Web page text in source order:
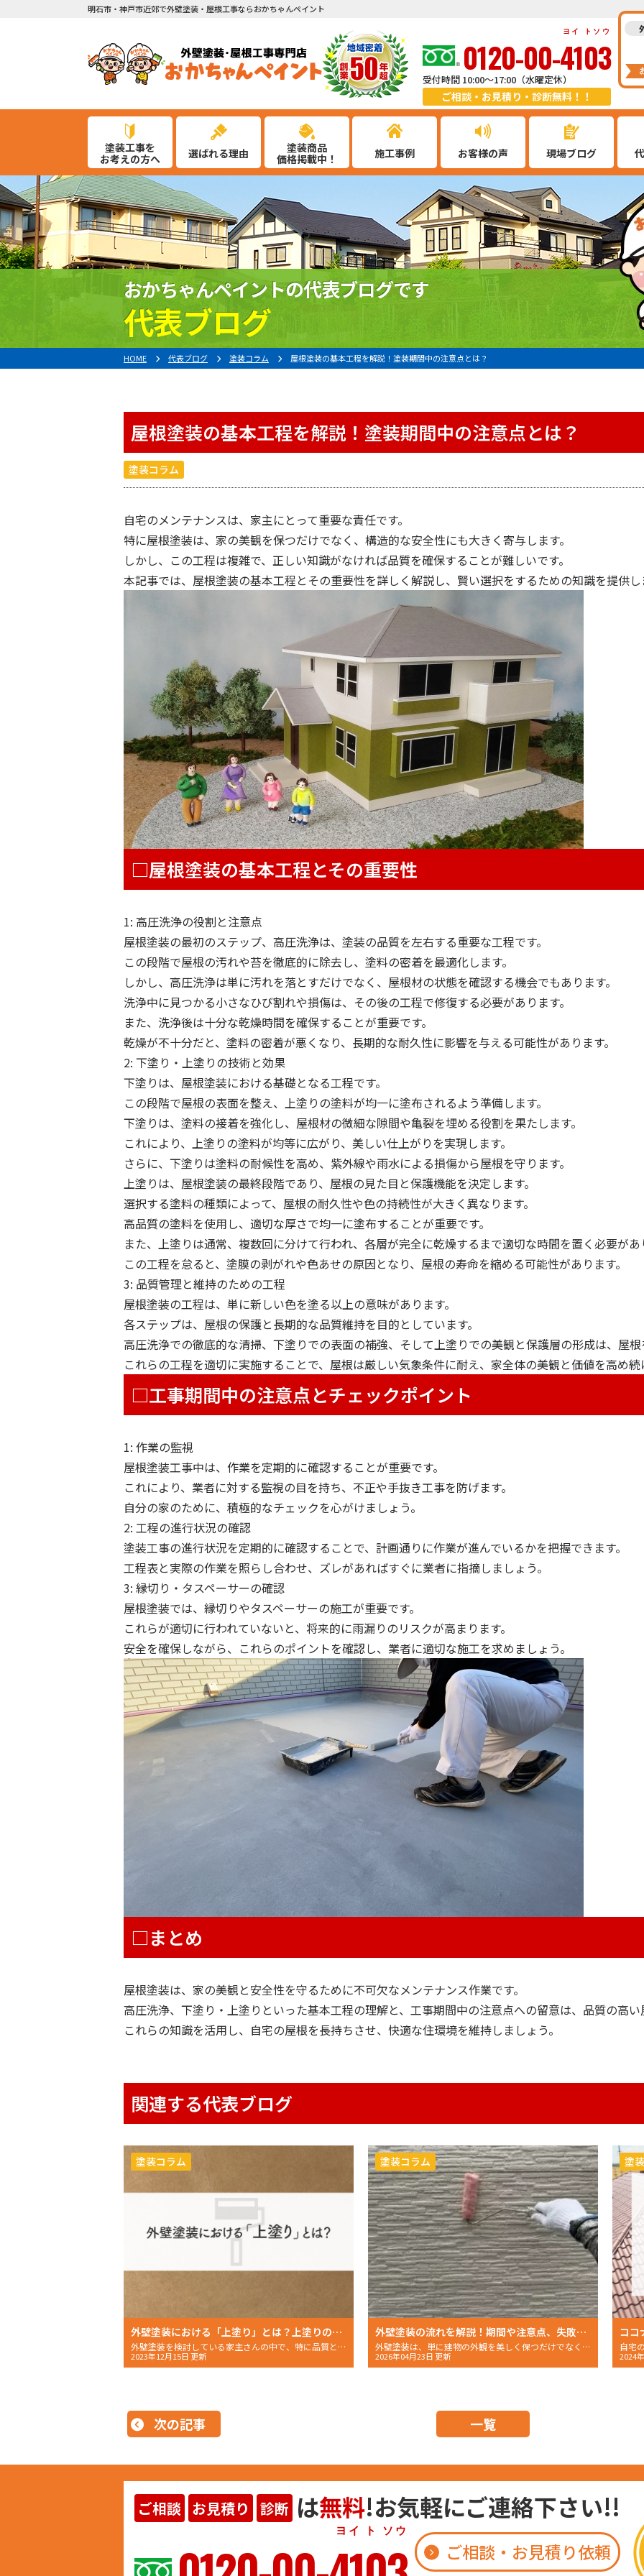
明石市・神戸市近郊で外壁塗装・屋根工事ならおかちゃんペイント
0120-00-4103
ヨイ トソウ
受付時間 10:00～17:00（水曜定休）
ご相談・お見積り・診断無料！！
塗装工事を
お考えの方へ
選ばれる理由
塗装商品
価格掲載中！
施工事例 お客様の声 現場ブログ
おかちゃんペイントの代表ブログです
代表ブログ
HOME 代表ブログ 塗装コラム 屋根塗装の基本工程を解説！塗装期間中の注意点とは？
屋根塗装の基本工程を解説！塗装期間中の注意点とは？
塗装コラム
自宅のメンテナンスは、家主にとって重要な責任です。
特に屋根塗装は、家の美観を保つだけでなく、構造的な安全性にも大きく寄与します。
しかし、この工程は複雑で、正しい知識がなければ品質を確保することが難しいです。
本記事では、屋根塗装の基本工程とその重要性を詳しく解説し、賢い選択をするための知識を提供し
□屋根塗装の基本工程とその重要性
1: 高圧洗浄の役割と注意点
屋根塗装の最初のステップ、高圧洗浄は、塗装の品質を左右する重要な工程です。
この段階で屋根の汚れや苔を徹底的に除去し、塗料の密着を最適化します。
しかし、高圧洗浄は単に汚れを落とすだけでなく、屋根材の状態を確認する機会でもあります。
洗浄中に見つかる小さなひび割れや損傷は、その後の工程で修復する必要があります。
また、洗浄後は十分な乾燥時間を確保することが重要です。
乾燥が不十分だと、塗料の密着が悪くなり、長期的な耐久性に影響を与える可能性があります。
2: 下塗り・上塗りの技術と効果
下塗りは、屋根塗装における基礎となる工程です。
この段階で屋根の表面を整え、上塗りの塗料が均一に塗布されるよう準備します。
下塗りは、塗料の接着を強化し、屋根材の微細な隙間や亀裂を埋める役割を果たします。
これにより、上塗りの塗料が均等に広がり、美しい仕上がりを実現します。
さらに、下塗りは塗料の耐候性を高め、紫外線や雨水による損傷から屋根を守ります。
上塗りは、屋根塗装の最終段階であり、屋根の見た目と保護機能を決定します。
選択する塗料の種類によって、屋根の耐久性や色の持続性が大きく異なります。
高品質の塗料を使用し、適切な厚さで均一に塗布することが重要です。
また、上塗りは通常、複数回に分けて行われ、各層が完全に乾燥するまで適切な時間を置く必要があ
この工程を怠ると、塗膜の剥がれや色あせの原因となり、屋根の寿命を縮める可能性があります。
3: 品質管理と維持のための工程
屋根塗装の工程は、単に新しい色を塗る以上の意味があります。
各ステップは、屋根の保護と長期的な品質維持を目的としています。
高圧洗浄での徹底的な清掃、下塗りでの表面の補強、そして上塗りでの美観と保護層の形成は、屋
これらの工程を適切に実施することで、屋根は厳しい気象条件に耐え、家全体の美観と価値を高め
□工事期間中の注意点とチェックポイント
1: 作業の監視
屋根塗装工事中は、作業を定期的に確認することが重要です。
これにより、業者に対する監視の目を持ち、不正や手抜き工事を防げます。
自分の家のために、積極的なチェックを心がけましょう。
2: 工程の進行状況の確認
塗装工事の進行状況を定期的に確認することで、計画通りに作業が進んでいるかを把握できます。
工程表と実際の作業を照らし合わせ、ズレがあればすぐに業者に指摘しましょう。
3: 縁切り・タスペーサーの確認
屋根塗装では、縁切りやタスペーサーの施工が重要です。
これらが適切に行われていないと、将来的に雨漏りのリスクが高まります。
安全を確保しながら、これらのポイントを確認し、業者に適切な施工を求めましょう。
□まとめ
屋根塗装は、家の美観と安全性を守るために不可欠なメンテナンス作業です。
高圧洗浄、下塗り・上塗りといった基本工程の理解と、工事期間中の注意点への留意は、品質の高
これらの知識を活用し、自宅の屋根を長持ちさせ、快適な住環境を維持しましょう。
関連する代表ブログ
外壁塗装における「上塗り」とは？上塗りの役割や重要性について解説します！
外壁塗装を検討している家主さんの中で、特に品質と効率を重視
2023年12月15日 更新
塗装コラム
外壁塗装の流れを解説！期間や注意点、失敗しない業者選び
外壁塗装は、単に建物の外観を美しく保つだけでなく、建材を雨風や紫外線といった厳しい自然環境から保護し……
2026年04月23日 更新
塗装コラム
2024
塗
次の記事 一覧
ご相談 お見積り 診断 は無料!お気軽にご連絡下さい!!
ヨイ ト ソウ
ご相談・お見積り依頼